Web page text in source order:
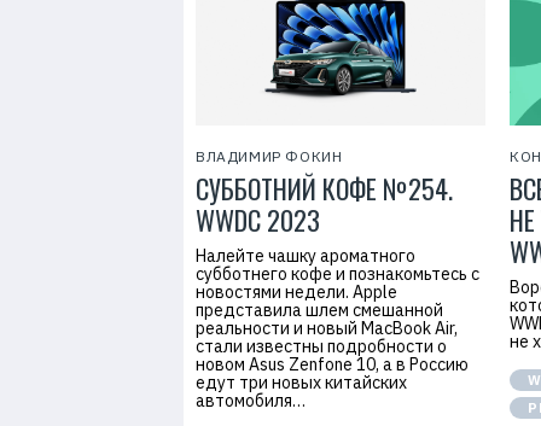
ВЛАДИМИР ФОКИН
СУББОТНИЙ КОФЕ №254.
WWDC 2023
Налейте чашку ароматного
субботнего кофе и познакомьтесь с
новостями недели. Apple
представила шлем смешанной
реальности и новый MacBook Air,
стали известны подробности о
новом Asus Zenfone 10, а в Россию
едут три новых китайских
автомобиля…
не